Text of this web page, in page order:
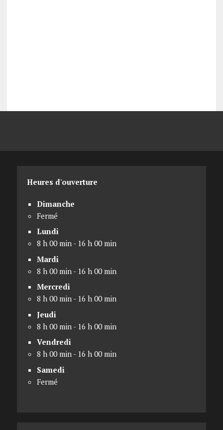
Heures d'ouverture
Dimanche
Fermé
Lundi
8 h 00 min - 16 h 00 min
Mardi
8 h 00 min - 16 h 00 min
Mercredi
8 h 00 min - 16 h 00 min
Jeudi
8 h 00 min - 16 h 00 min
Vendredi
8 h 00 min - 16 h 00 min
Samedi
Fermé